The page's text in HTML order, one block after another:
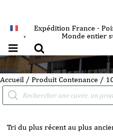
▼
Expédition France -
Monde entier
100
Accueil / Produit Contenance /
Recherche